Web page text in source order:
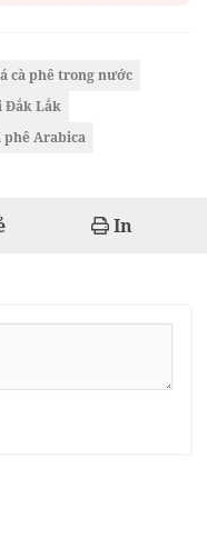
cà phê trong nước
Đắk Lắk
phê Arabica
In